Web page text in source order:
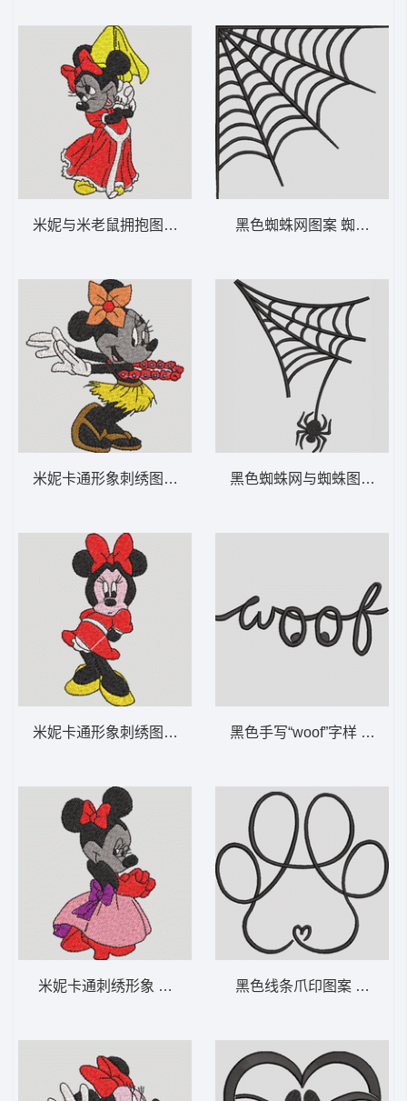
米妮与米老鼠拥抱图案 米妮 10-DST格式
米妮卡通形象刺绣图案 米妮 9-DST格式
米妮卡通形象刺绣图案 米妮 8-DST格式
米妮卡通刺绣形象 米妮 7-DST格式
黑色蜘蛛网图案 蜘蛛网角
黑色蜘蛛网与蜘蛛图案 悬
黑色手写“woof”字样 汪狗
黑色线条爪印图案 极简爪